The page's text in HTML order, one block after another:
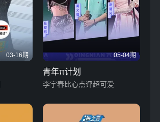
03-16期 05-04期
青年π计划
李宇春比心点评超可爱